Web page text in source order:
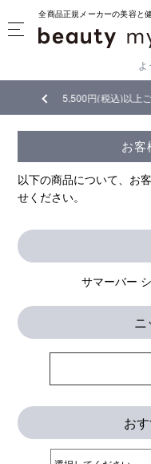
全商品正規メーカーの美容と
よ
込)以上ご購入で送料無料!
お客
以下の商品について、お
せください。
サマーバー
ニ
お